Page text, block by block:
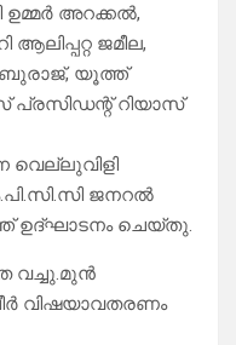
ഉമ്മർ അറക്കൽ,
ജമീല,
യൂത്ത്
റിയാസ്
വെല്ലുവിളി
ജനറൽ
ഉദ്ഘാടനം ചെയ്തു.
വച്ചു.മുൻ
വിഷയാവതരണം